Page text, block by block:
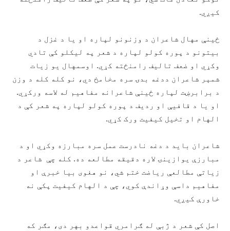
کیږي.
ځینې مهال شاعران د وزنونو لپاره او یا د غزل د
بیتونو د پوره کولو لپاره د شعر په لیکلو کې تادي
وکړي او ضعف تالیف رامنځته کړي. اوسمهال یو زیات
شمېر شاعران ددغه بدۍ سره مخامخ دي، نو کله کله د وزن
د برابرښت لپاره ځینې شاعرانه مفاهیم له لاسه ورکړي.
او یا د قافیې او ردیف د پوره کولو لپاره په شعر کې د
الهام او تخیل کیفیت ورک کړي.
شاعران باید د دغه نادرست عمل سره مبارزه وکړي او د
مبارزې یوازینۍ لاره دقیقه مطالعه ده. کله چې شاعر د
زیاتې مطالعې ریاضت ختم شي، نو هغوی بیا خبرې او
مفاهیم داسې وړاندې کوي، چې د الهام کیفیت پکې نه
خاورې کیږي.
اصل کې شعر د ژبې له ګرامري قواعدو بهر دی، مګر که